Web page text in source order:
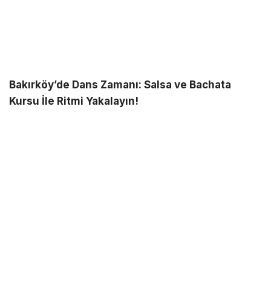
Bakırköy’de Dans Zamanı: Salsa ve Bachata
Kursu İle Ritmi Yakalayın!